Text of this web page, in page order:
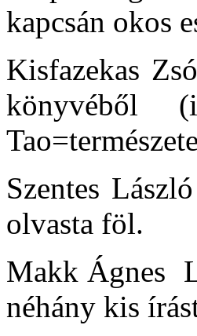
kapcsán okos
Kisfazekas
könyvéből
Szentes
olvasta föl.
Makk Ágnes
néhány kis